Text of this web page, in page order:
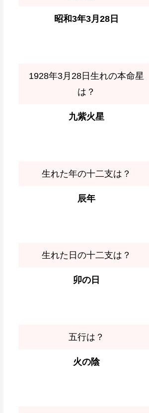
昭和3年3月28日
1928年3月28日生れの本命星
は？
九紫火星
生れた年の十二支は？
辰年
生れた日の十二支は？
卯の日
五行は？
火の陰